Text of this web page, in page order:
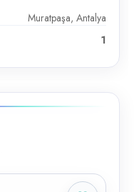
Muratpaşa, Antalya
1